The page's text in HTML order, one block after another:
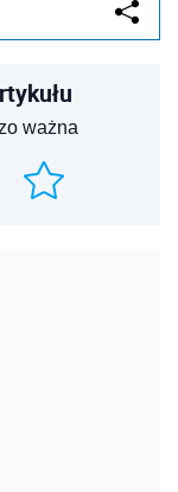
ważna